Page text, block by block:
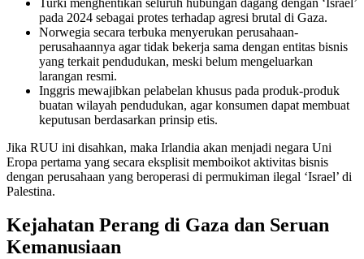
pada 2024 sebagai protes terhadap agresi brutal di Gaza.
Norwegia secara terbuka menyerukan perusahaan-
perusahaannya agar tidak bekerja sama dengan entitas bisnis
yang terkait pendudukan, meski belum mengeluarkan
larangan resmi.
Inggris mewajibkan pelabelan khusus pada produk-produk
buatan wilayah pendudukan, agar konsumen dapat membuat
keputusan berdasarkan prinsip etis.
Jika RUU ini disahkan, maka Irlandia akan menjadi negara Uni
Eropa pertama yang secara eksplisit memboikot aktivitas bisnis
dengan perusahaan yang beroperasi di permukiman ilegal ‘Israel’ di
Palestina.
Kejahatan Perang di Gaza dan Seruan
Kemanusiaan